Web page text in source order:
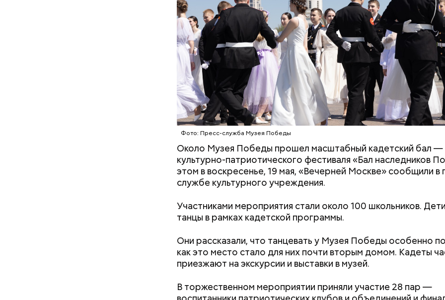
Фото: Пресс-служба Музея Победы
Около Музея Победы прошел масштабный кадетский бал —
культурно-патриотического фестиваля «Бал наследников
этом в воскресенье, 19 мая, «Вечерней Москве» сообщили в
службе культурного учреждения.
Участниками мероприятия стали около 100 школьников.
танцы в рамках кадетской программы.
Они рассказали, что танцевать у Музея Победы особенно
как это место стало для них почти вторым домом. Кадеты
приезжают на экскурсии и выставки в музей.
В торжественном мероприятии приняли участие 28 пар —
веломаршрута, то есть около 71 километра. В 2023 году его
В настоящее время велоинфраструктура «Зеленого кольца»
реализована в пяти округах города, подчеркнули в ЦОДД:
Безусловно, самым известным местом из романа являются
пруды — именно там начинается действие произведения.
Иван Бездомный и литератор Михаил Берлиоз встретились с
и его свитой. Неподалеку Аннушка разлила подсолнечное
Берлиоз остался без головы. Это произошло на
Малой Бронной и Ермолаевского переулка. Сейчас на
прудах стоит знак с изображением силуэтов Воланда,
Бегемота, который предостерегает от разговоров с
Дебошир и «гроза»
силовиков: кто такой Роберт
Гилман, которого просят
освободить США
Маникюр
украшу: тренды
Москве летом